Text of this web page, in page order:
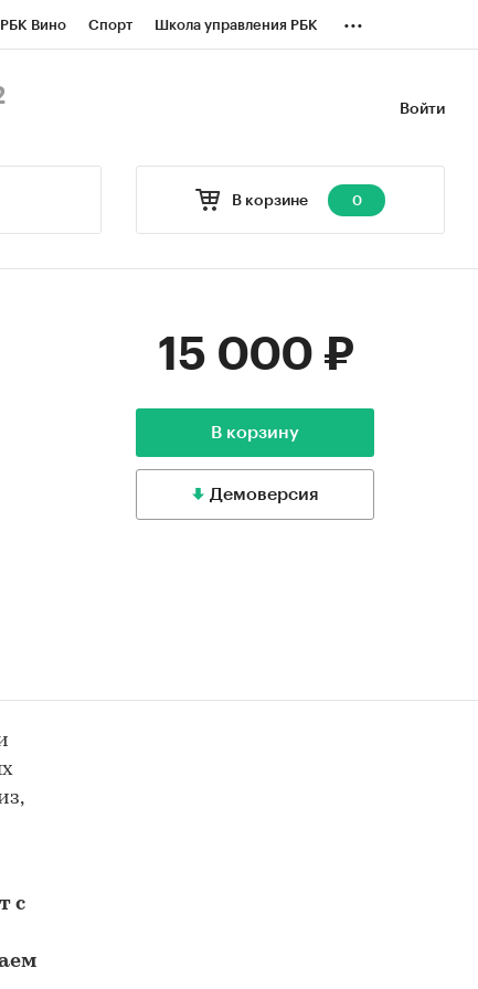
РБК Вино Спорт Школа управления РБК ...
Войти
В корзине 0
15 000 ₽
В корзину
Демоверсия
с